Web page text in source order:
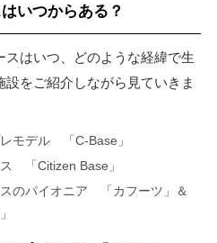
いつからある？
はいつ、どのような経緯で生
をご紹介しながら見ていきま
モデル 「C-Base」
「Citizen Base」
のパイオニア 「カフーツ」＆